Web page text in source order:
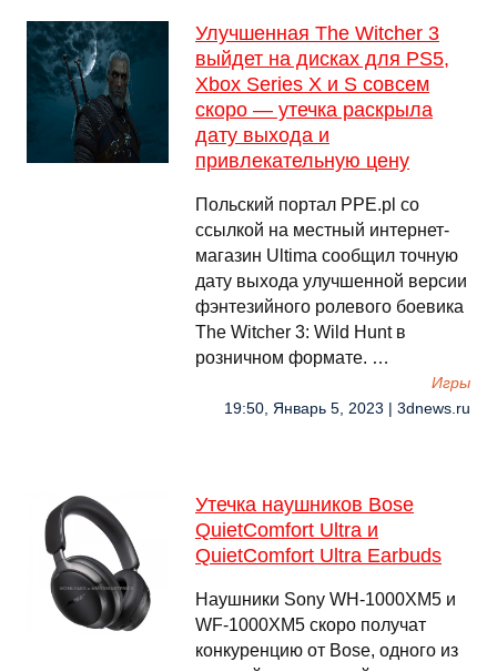
Улучшенная The Witcher 3
выйдет на дисках для PS5,
Xbox Series X и S совсем
скоро — утечка раскрыла
дату выхода и
привлекательную цену
Польский портал PPE.pl со
ссылкой на местный интернет-
магазин Ultima сообщил точную
дату выхода улучшенной версии
фэнтезийного ролевого боевика
The Witcher 3: Wild Hunt в
розничном формате. …
Игры
19:50, Январь 5, 2023 | 3dnews.ru
Утечка наушников Bose
QuietComfort Ultra и
QuietComfort Ultra Earbuds
Наушники Sony WH-1000XM5 и
WF-1000XM5 скоро получат
конкуренцию от Bose, одного из